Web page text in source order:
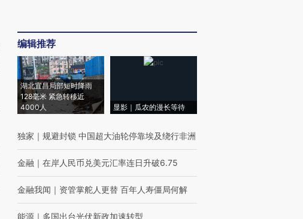
编辑推荐
湖北宜昌局部短时降雨
128毫米 紧急转移近
4000人
显影｜瓜农的漫长等待
独家 ｜ 规避封锁 中国超大油轮停靠埃及绕行非洲
金融 ｜ 在岸人民币兑美元汇率连日升破6.75
金融我闻 ｜ 资管掌舵人更替 百年人寿僵局何解
能源 ｜ 多国出台光伏新政加速转型